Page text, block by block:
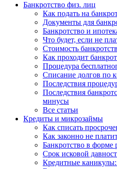
Банкротство физ. лиц
Как подать на
Документы для
Банкротство и
Что будет, если не
Стоимость
Как проходит
Процедура
Списание долгов по
Последствия
Последствия
минусы
Все статьи
Кредиты и микрозаймы
Как списать
Как законно не
Банкротство в форме
Срок исковой
Кредитные